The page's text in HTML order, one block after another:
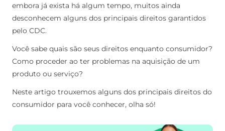
embora já exista há algum tempo, muitos ainda
desconhecem alguns dos principais direitos garantidos
pelo CDC.
Você sabe quais são seus direitos enquanto consumidor?
Como proceder ao ter problemas na aquisição de um
produto ou serviço?
Neste artigo trouxemos alguns dos principais direitos do
consumidor para você conhecer, olha só!